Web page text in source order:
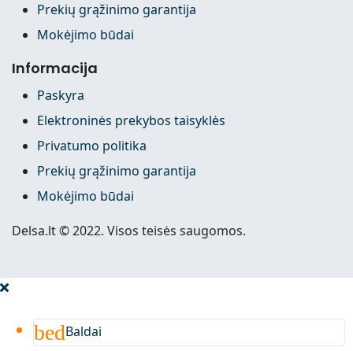
Prekių grąžinimo garantija
Mokėjimo būdai
Informacija
Paskyra
Elektroninės prekybos taisyklės
Privatumo politika
Prekių grąžinimo garantija
Mokėjimo būdai
Delsa.lt © 2022. Visos teisės saugomos.
bedBaldai